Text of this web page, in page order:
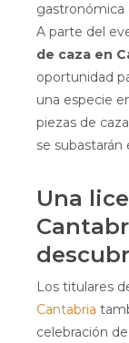
gastronómica
A parte del
de caza en
oportunidad
una especie
piezas de
se subastarán
Una
Los titulares
Cantabria
celebración